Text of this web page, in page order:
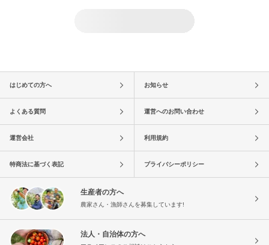
はじめての方へ お知らせ
よくある質問 運営へのお問い合わせ
運営会社 利用規約
特商法に基づく表記 プライバシーポリシー
生産者の方へ
農家さん・漁師さんを募集しています!
法人・自治体の方へ